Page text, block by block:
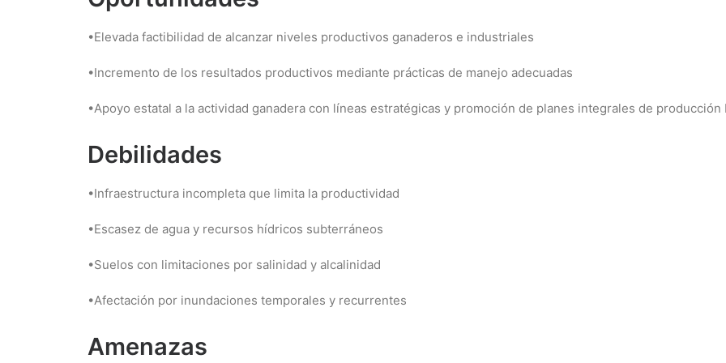
•Elevada factibilidad de alcanzar niveles productivos ganaderos e industriales
•Incremento de los resultados productivos mediante prácticas de manejo adecuadas
•Apoyo estatal a la actividad ganadera con líneas estratégicas y promoción de planes integrales de producción
Debilidades
•Infraestructura incompleta que limita la productividad
•Escasez de agua y recursos hídricos subterráneos
•Suelos con limitaciones por salinidad y alcalinidad
•Afectación por inundaciones temporales y recurrentes
Amenazas